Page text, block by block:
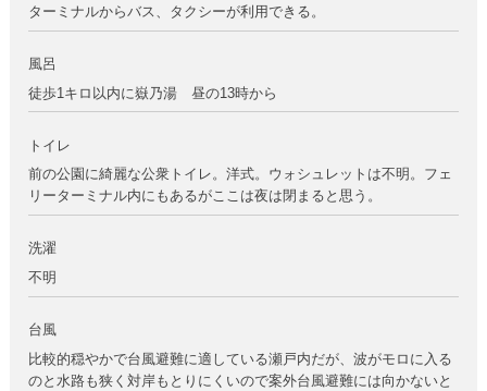
ターミナルからバス、タクシーが利用できる。
風呂
徒歩1キロ以内に嶽乃湯 昼の13時から
トイレ
前の公園に綺麗な公衆トイレ。洋式。ウォシュレットは不明。フェ
リーターミナル内にもあるがここは夜は閉まると思う。
洗濯
不明
台風
比較的穏やかで台風避難に適している瀬戸内だが、波がモロに入る
のと水路も狭く対岸もとりにくいので案外台風避難には向かないと